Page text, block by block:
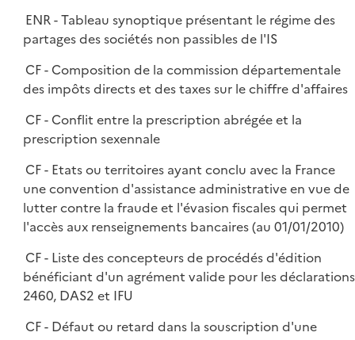
ENR - Tableau synoptique présentant le régime des
partages des sociétés non passibles de l'IS
CF - Composition de la commission départementale
des impôts directs et des taxes sur le chiffre d'affaires
CF - Conflit entre la prescription abrégée et la
prescription sexennale
CF - Etats ou territoires ayant conclu avec la France
une convention d'assistance administrative en vue de
lutter contre la fraude et l'évasion fiscales qui permet
l'accès aux renseignements bancaires (au 01/01/2010)
CF - Liste des concepteurs de procédés d'édition
bénéficiant d'un agrément valide pour les déclarations
2460, DAS2 et IFU
CF - Défaut ou retard dans la souscription d'une